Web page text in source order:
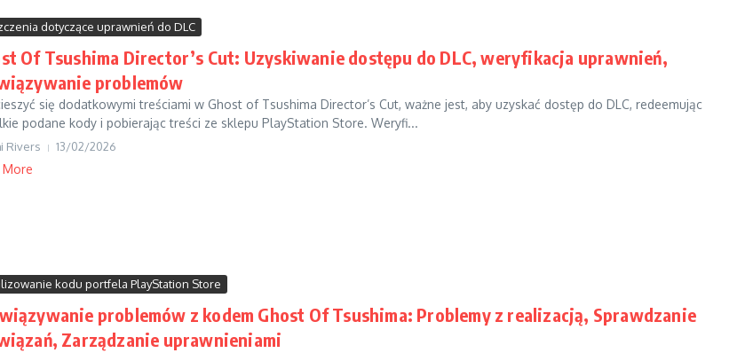
dotyczące uprawnień do DLC
Of Tsushima Director’s Cut: Uzyskiwanie dostępu do DLC, weryfikacja uprawnień,
problemów
się dodatkowymi treściami w Ghost of Tsushima Director’s Cut, ważne jest, aby uzyskać dostęp do DLC, redeemując
podane kody i pobierając treści ze sklepu PlayStation Store. Weryfi...
Rivers 13/02/2026
More
kodu portfela PlayStation Store
problemów z kodem Ghost Of Tsushima: Problemy z realizacją, Sprawdzanie
Zarządzanie uprawnieniami